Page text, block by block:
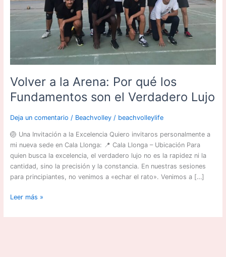
Volver a la Arena: Por qué los
Fundamentos son el Verdadero Lujo
Deja un comentario / Beachvolley/ beachvolleylife
🏐 Una Invitación a la Excelencia Quiero invitaros personalmente a
mi nueva sede en Cala Llonga: 📍 Cala Llonga – Ubicación Para
quien busca la excelencia, el verdadero lujo no es la rapidez ni la
cantidad, sino la precisión y la constancia. En nuestras sesiones
para principiantes, no venimos a «echar el rato». Venimos a […]
el
Verdadero
Lujo
Leer más »